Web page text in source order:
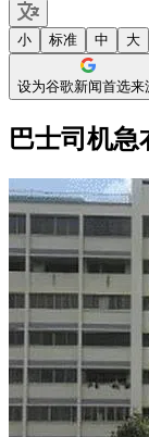
小 标准 中 大
设为谷歌新闻首选来
巴士司机